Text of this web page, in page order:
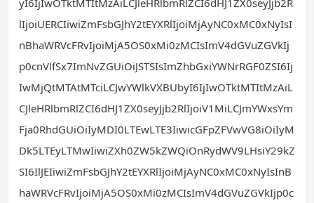
lIjoiUERCIiwiZmFsbGJhY2tEYXRlIjoiMjAyNC0xMC0xNyIsI
nBhaWRVcFRvIjoiMjA5OS0xMi0zMCIsImV4dGVuZGVkIj
p0cnVlfSx7ImNvZGUiOiJSTSIsImZhbGxiYWNrRGF0ZSI6Ij
IwMjQtMTAtMTciLCJwYWlkVXBUbyI6IjIwOTktMTItMzAiL
CJleHRlbmRlZCI6dHJ1ZX0seyJjb2RlIjoiV1MiLCJmYWxsYm
Fja0RhdGUiOiIyMDI0LTEwLTE3IiwicGFpZFVwVG8iOiIyM
Dk5LTEyLTMwIiwiZXh0ZW5kZWQiOnRydWV9LHsiY29kZ
SI6IlJEIiwiZmFsbGJhY2tEYXRlIjoiMjAyNC0xMC0xNyIsInB
haWRVcFRvIjoiMjA5OS0xMi0zMCIsImV4dGVuZGVkIjp0c